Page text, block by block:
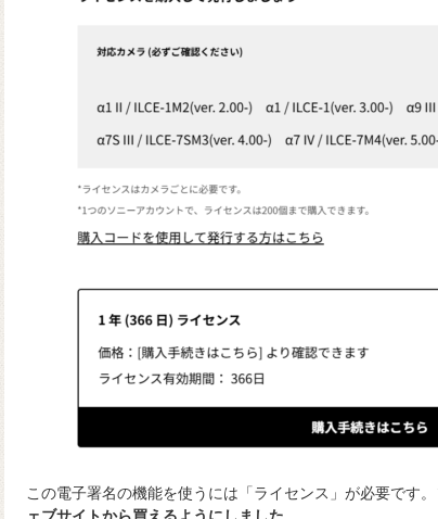
この電子署名の機能を使うには「ライセンス」が必要です